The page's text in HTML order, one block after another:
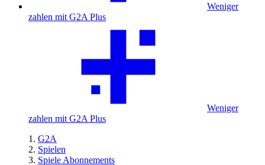
Weniger
zahlen mit G2A Plus
Weniger
zahlen mit G2A Plus
G2A
Spielen
Spiele Abonnements